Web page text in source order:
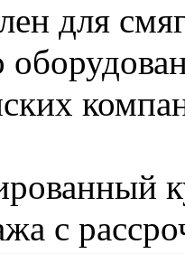
для
с